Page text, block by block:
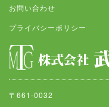
お問い合わせ
プライバシーポリシー
〒661-0032